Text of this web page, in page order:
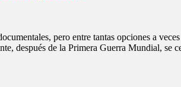
pero entre tantas opciones a
después de la Primera Guerra Mundial, se